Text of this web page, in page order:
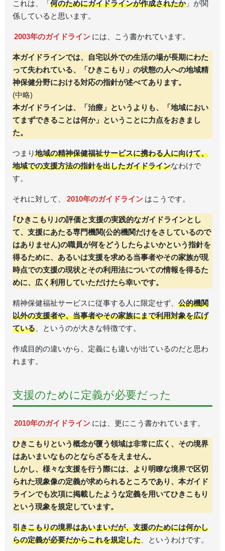
これは、「何のためにガイドラインが作成されたか」が関
係していると思います。
2003年のガイドライン には、こう書かれています。
本ガイドラインでは、自宅以外での生活の場が長期にわた
って失われている、「ひきこもり」の状態の人への地域精
神保健分野における対応の指針が述べてあります。
(中略)
本ガイドラインは、「治療」というよりも、「地域におい
てまずできることは何か」ということに力点をおきまし
た。
つまり地域の精神保健福祉サービスに携わる人に向けて、
地域での支援方法の指針を出したガイドラインなわけで
す。
それに対して、 2010年のガイドライン はこうです。
｢ひきこもり｣の評価と支援の実践的なガイドラインとし
て、支援にあたる専門機関(公的機関だけをさしているので
はありません)の職員が何をどうしたらよいかという指針を
得るために、あるいは支援を求める当事者やその家族が現
時点での支援の現状とその利用法についての情報を得るた
めに、広く利用していただけたら幸いです。
精神保健福祉サービスに従事する人に限定せず、 公的機関
以外の支援者や、当事者やその家族にまで利用対象を広げ
ている 、というのが大きな特徴です。
作成目的の違いから、定義にも違いが出ているのだと思わ
れます。
支援のために定義が必要だった
2010年のガイドライン には、更にこう書かれています。
ひきこもりという概念が覆う領域は非常に広く、その境界
はあいまいなものとならざるをえません。
しかし、様々な支援を行う際には、より明瞭な境界で区切
られた現象像の定義が求められるところであり、本ガイド
ラインでも次項に掲載したような定義を用いてひきこもり
という現象を規定しています。
引きこもりの境界はあいまいだが、支援のためには何かし
らの定義が必要だからこれを規定した 、というわけです。